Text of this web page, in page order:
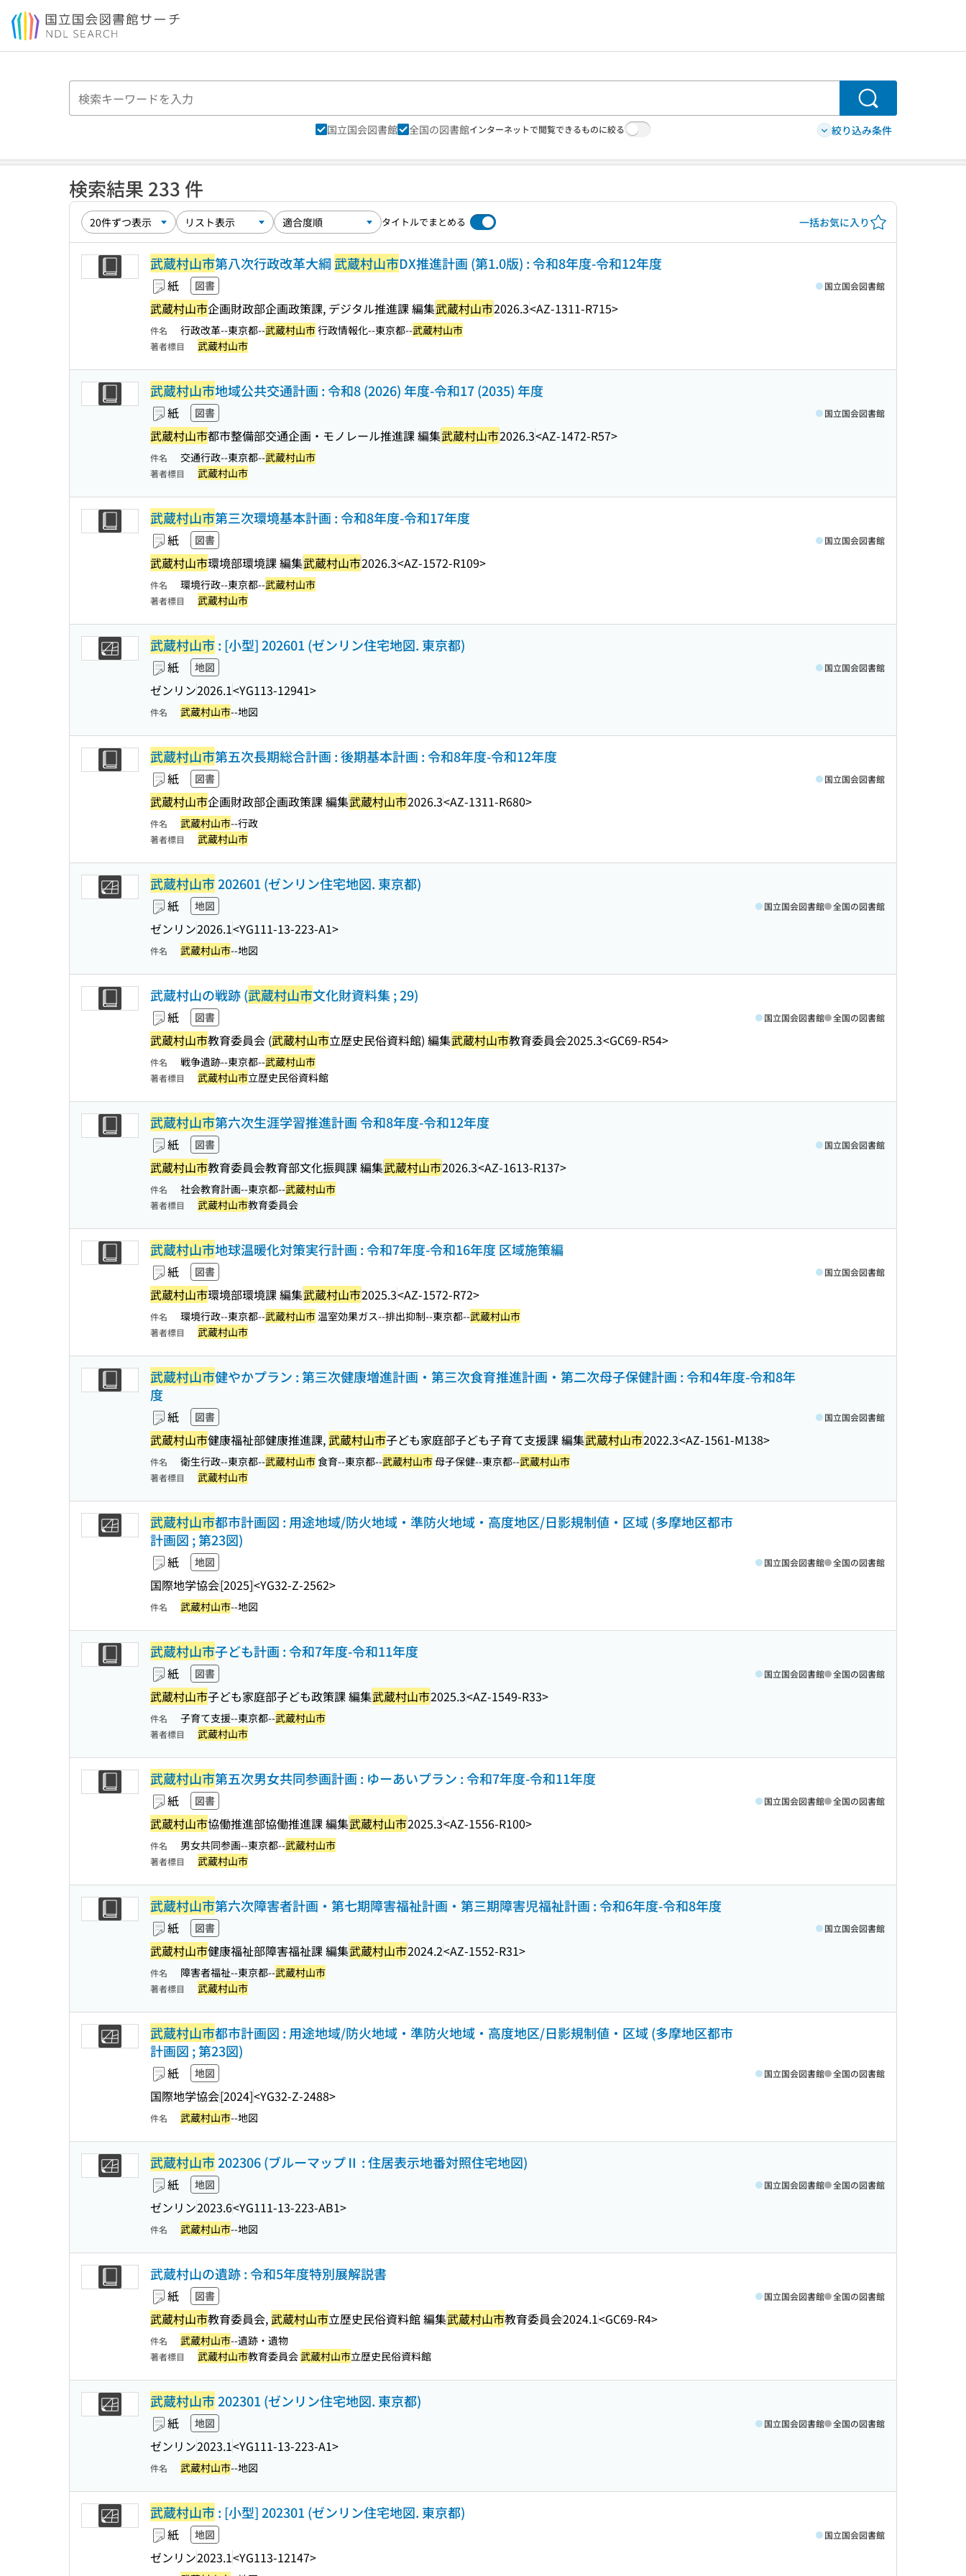
本文へ移動
検索
国立国会図書館 全国の図書館インターネットで閲覧できるものに絞る 絞り込み条件
検索結果 233 件
タイトルでまとめる 一括お気に入り
武蔵村山市第八次行政改革大綱 武蔵村山市DX推進計画 (第1.0版) : 令和8年度-令和12年度
紙 図書
武蔵村山市企画財政部企画政策課, デジタル推進課 編集武蔵村山市2026.3<AZ-1311-R715>
国立国会図書館
件名 行政改革--東京都--武蔵村山市行政情報化--東京都--武蔵村山市
著者標目 武蔵村山市
武蔵村山市地域公共交通計画 : 令和8 (2026) 年度-令和17 (2035) 年度
紙 図書
武蔵村山市都市整備部交通企画・モノレール推進課 編集武蔵村山市2026.3<AZ-1472-R57>
国立国会図書館
件名 交通行政--東京都--武蔵村山市
著者標目 武蔵村山市
武蔵村山市第三次環境基本計画 : 令和8年度-令和17年度
紙 図書
武蔵村山市環境部環境課 編集武蔵村山市2026.3<AZ-1572-R109>
国立国会図書館
件名 環境行政--東京都--武蔵村山市
著者標目 武蔵村山市
武蔵村山市: [小型] 202601 (ゼンリン住宅地図. 東京都)
紙 地図
ゼンリン2026.1<YG113-12941>
国立国会図書館
件名 武蔵村山市--地図
武蔵村山市第五次長期総合計画 : 後期基本計画 : 令和8年度-令和12年度
紙 図書
武蔵村山市企画財政部企画政策課 編集武蔵村山市2026.3<AZ-1311-R680>
国立国会図書館
件名 武蔵村山市--行政
著者標目 武蔵村山市
武蔵村山市202601 (ゼンリン住宅地図. 東京都)
紙 地図
ゼンリン2026.1<YG111-13-223-A1>
国立国会図書館 全国の図書館
件名 武蔵村山市--地図
武蔵村山の戦跡 (武蔵村山市文化財資料集 ; 29)
紙 図書
武蔵村山市教育委員会 (武蔵村山市立歴史民俗資料館) 編集武蔵村山市教育委員会2025.3<GC69-R54>
国立国会図書館 全国の図書館
件名 戦争遺跡--東京都--武蔵村山市
著者標目 武蔵村山市立歴史民俗資料館
武蔵村山市第六次生涯学習推進計画 令和8年度-令和12年度
紙 図書
武蔵村山市教育委員会教育部文化振興課 編集武蔵村山市2026.3<AZ-1613-R137>
国立国会図書館
件名 社会教育計画--東京都--武蔵村山市
著者標目 武蔵村山市教育委員会
武蔵村山市地球温暖化対策実行計画 : 令和7年度-令和16年度 区域施策編
紙 図書
武蔵村山市環境部環境課 編集武蔵村山市2025.3<AZ-1572-R72>
国立国会図書館
件名 環境行政--東京都--武蔵村山市温室効果ガス--排出抑制--東京都--武蔵村山市
著者標目 武蔵村山市
武蔵村山市健やかプラン : 第三次健康増進計画・第三次食育推進計画・第二次母子保健計画 : 令和4年度-令和8年
度
紙 図書
武蔵村山市健康福祉部健康推進課, 武蔵村山市子ども家庭部子ども子育て支援課 編集武蔵村山市2022.3<AZ-1561-M138>
国立国会図書館
件名 衛生行政--東京都--武蔵村山市食育--東京都--武蔵村山市母子保健--東京都--武蔵村山市
著者標目 武蔵村山市
武蔵村山市都市計画図 : 用途地域/防火地域・準防火地域・高度地区/日影規制値・区域 (多摩地区都市
計画図 ; 第23図)
紙 地図
国際地学協会[2025]<YG32-Z-2562>
国立国会図書館 全国の図書館
件名 武蔵村山市--地図
武蔵村山市子ども計画 : 令和7年度-令和11年度
紙 図書
武蔵村山市子ども家庭部子ども政策課 編集武蔵村山市2025.3<AZ-1549-R33>
国立国会図書館 全国の図書館
件名 子育て支援--東京都--武蔵村山市
著者標目 武蔵村山市
武蔵村山市第五次男女共同参画計画 : ゆーあいプラン : 令和7年度-令和11年度
紙 図書
武蔵村山市協働推進部協働推進課 編集武蔵村山市2025.3<AZ-1556-R100>
国立国会図書館 全国の図書館
件名 男女共同参画--東京都--武蔵村山市
著者標目 武蔵村山市
武蔵村山市第六次障害者計画・第七期障害福祉計画・第三期障害児福祉計画 : 令和6年度-令和8年度
紙 図書
武蔵村山市健康福祉部障害福祉課 編集武蔵村山市2024.2<AZ-1552-R31>
国立国会図書館
件名 障害者福祉--東京都--武蔵村山市
著者標目 武蔵村山市
武蔵村山市都市計画図 : 用途地域/防火地域・準防火地域・高度地区/日影規制値・区域 (多摩地区都市
計画図 ; 第23図)
紙 地図
国際地学協会[2024]<YG32-Z-2488>
国立国会図書館 全国の図書館
件名 武蔵村山市--地図
武蔵村山市202306 (ブルーマップⅡ : 住居表示地番対照住宅地図)
紙 地図
ゼンリン2023.6<YG111-13-223-AB1>
国立国会図書館 全国の図書館
件名 武蔵村山市--地図
武蔵村山の遺跡 : 令和5年度特別展解説書
紙 図書
武蔵村山市教育委員会, 武蔵村山市立歴史民俗資料館 編集武蔵村山市教育委員会2024.1<GC69-R4>
国立国会図書館 全国の図書館
件名 武蔵村山市--遺跡・遺物
著者標目 武蔵村山市教育委員会武蔵村山市立歴史民俗資料館
武蔵村山市202301 (ゼンリン住宅地図. 東京都)
紙 地図
ゼンリン2023.1<YG111-13-223-A1>
国立国会図書館 全国の図書館
件名 武蔵村山市--地図
武蔵村山市: [小型] 202301 (ゼンリン住宅地図. 東京都)
紙 地図
ゼンリン2023.1<YG113-12147>
国立国会図書館